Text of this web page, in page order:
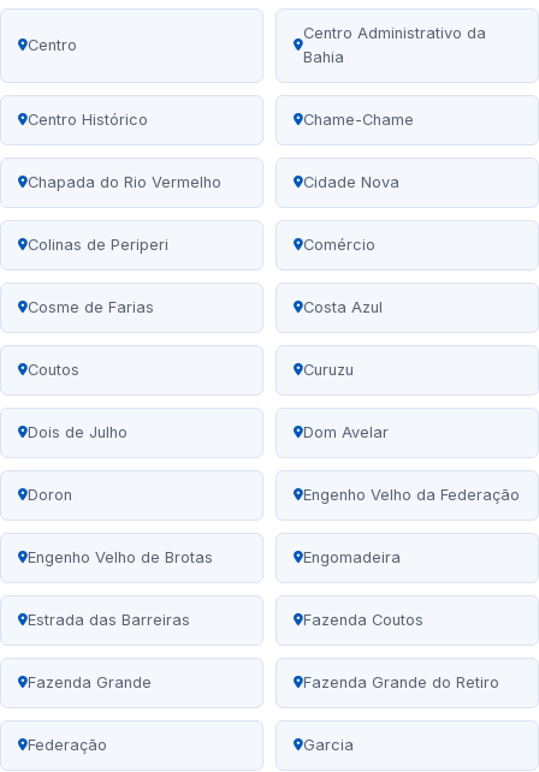
Centro
Centro Administrativo da
Bahia
Centro Histórico Chame-Chame
Chapada do Rio Vermelho Cidade Nova
Colinas de Periperi Comércio
Cosme de Farias Costa Azul
Coutos Curuzu
Dois de Julho Dom Avelar
Doron Engenho Velho da Federação
Engenho Velho de Brotas Engomadeira
Estrada das Barreiras Fazenda Coutos
Fazenda Grande Fazenda Grande do Retiro
Federação Garcia